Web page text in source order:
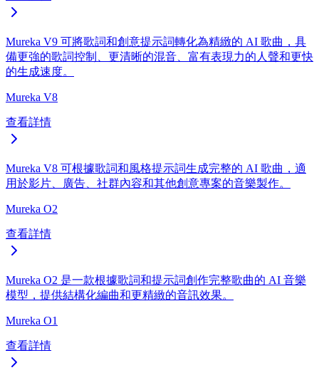
Mureka V9 可將歌詞和創意提示詞轉化為精緻的 AI 歌曲，具
備更強的歌詞控制、更清晰的混音、富有表現力的人聲和更快
的生成速度。
Mureka V8
查看詳情
Mureka V8 可根據歌詞和風格提示詞生成完整的 AI 歌曲，適
用於影片、廣告、社群內容和其他創意專案的音樂製作。
Mureka O2
查看詳情
Mureka O2 是一款根據歌詞和提示詞創作完整歌曲的 AI 音樂
模型，提供結構化編曲和更精緻的音訊效果。
Mureka O1
查看詳情